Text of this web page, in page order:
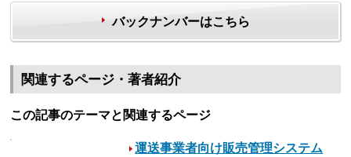
バックナンバーはこちら
関連するページ・著者紹介
この記事のテーマと関連するページ
運送事業者向け販売管理システム